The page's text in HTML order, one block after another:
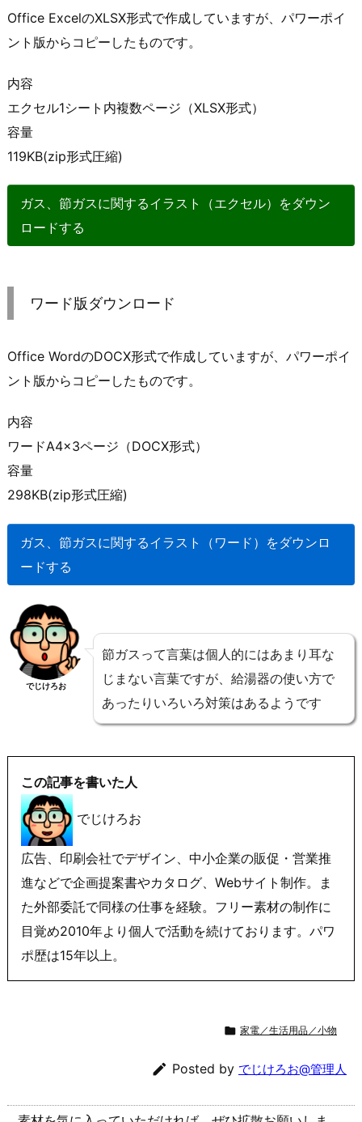
Office ExcelのXLSX形式で作成していますが、パワーポイ
ント版からコピーしたものです。
内容
エクセル1シート内複数ページ（XLSX形式）
容量
119KB(zip形式圧縮)
ガス、節ガスに関するイラスト（エクセル）をダウン
ロードする
ワード版ダウンロード
Office WordのDOCX形式で作成していますが、パワーポイ
ント版からコピーしたものです。
内容
ワードA4×3ページ（DOCX形式）
容量
298KB(zip形式圧縮)
ガス、節ガスに関するイラスト（ワード）をダウンロ
ードする
でじけろお
節ガスって言葉は個人的にはあまり耳な
じまない言葉ですが、給湯器の使い方で
あったりいろいろ対策はあるようです
この記事を書いた人
でじけろお
広告、印刷会社でデザイン、中小企業の販促・営業推
進などで企画提案書やカタログ、Webサイト制作。ま
た外部委託で同様の仕事を経験。フリー素材の制作に
目覚め2010年より個人で活動を続けております。パワ
ポ歴は15年以上。
 家電／生活用品／小物
 Posted by でじけろお@管理人